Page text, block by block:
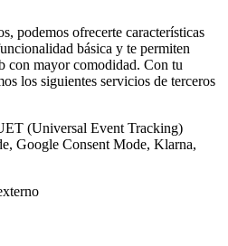
podemos ofrecerte características
básica y te permiten
con mayor comodidad. Con tu
los siguientes servicios de terceros
(Universal Event Tracking)
Google Consent Mode, Klarna,